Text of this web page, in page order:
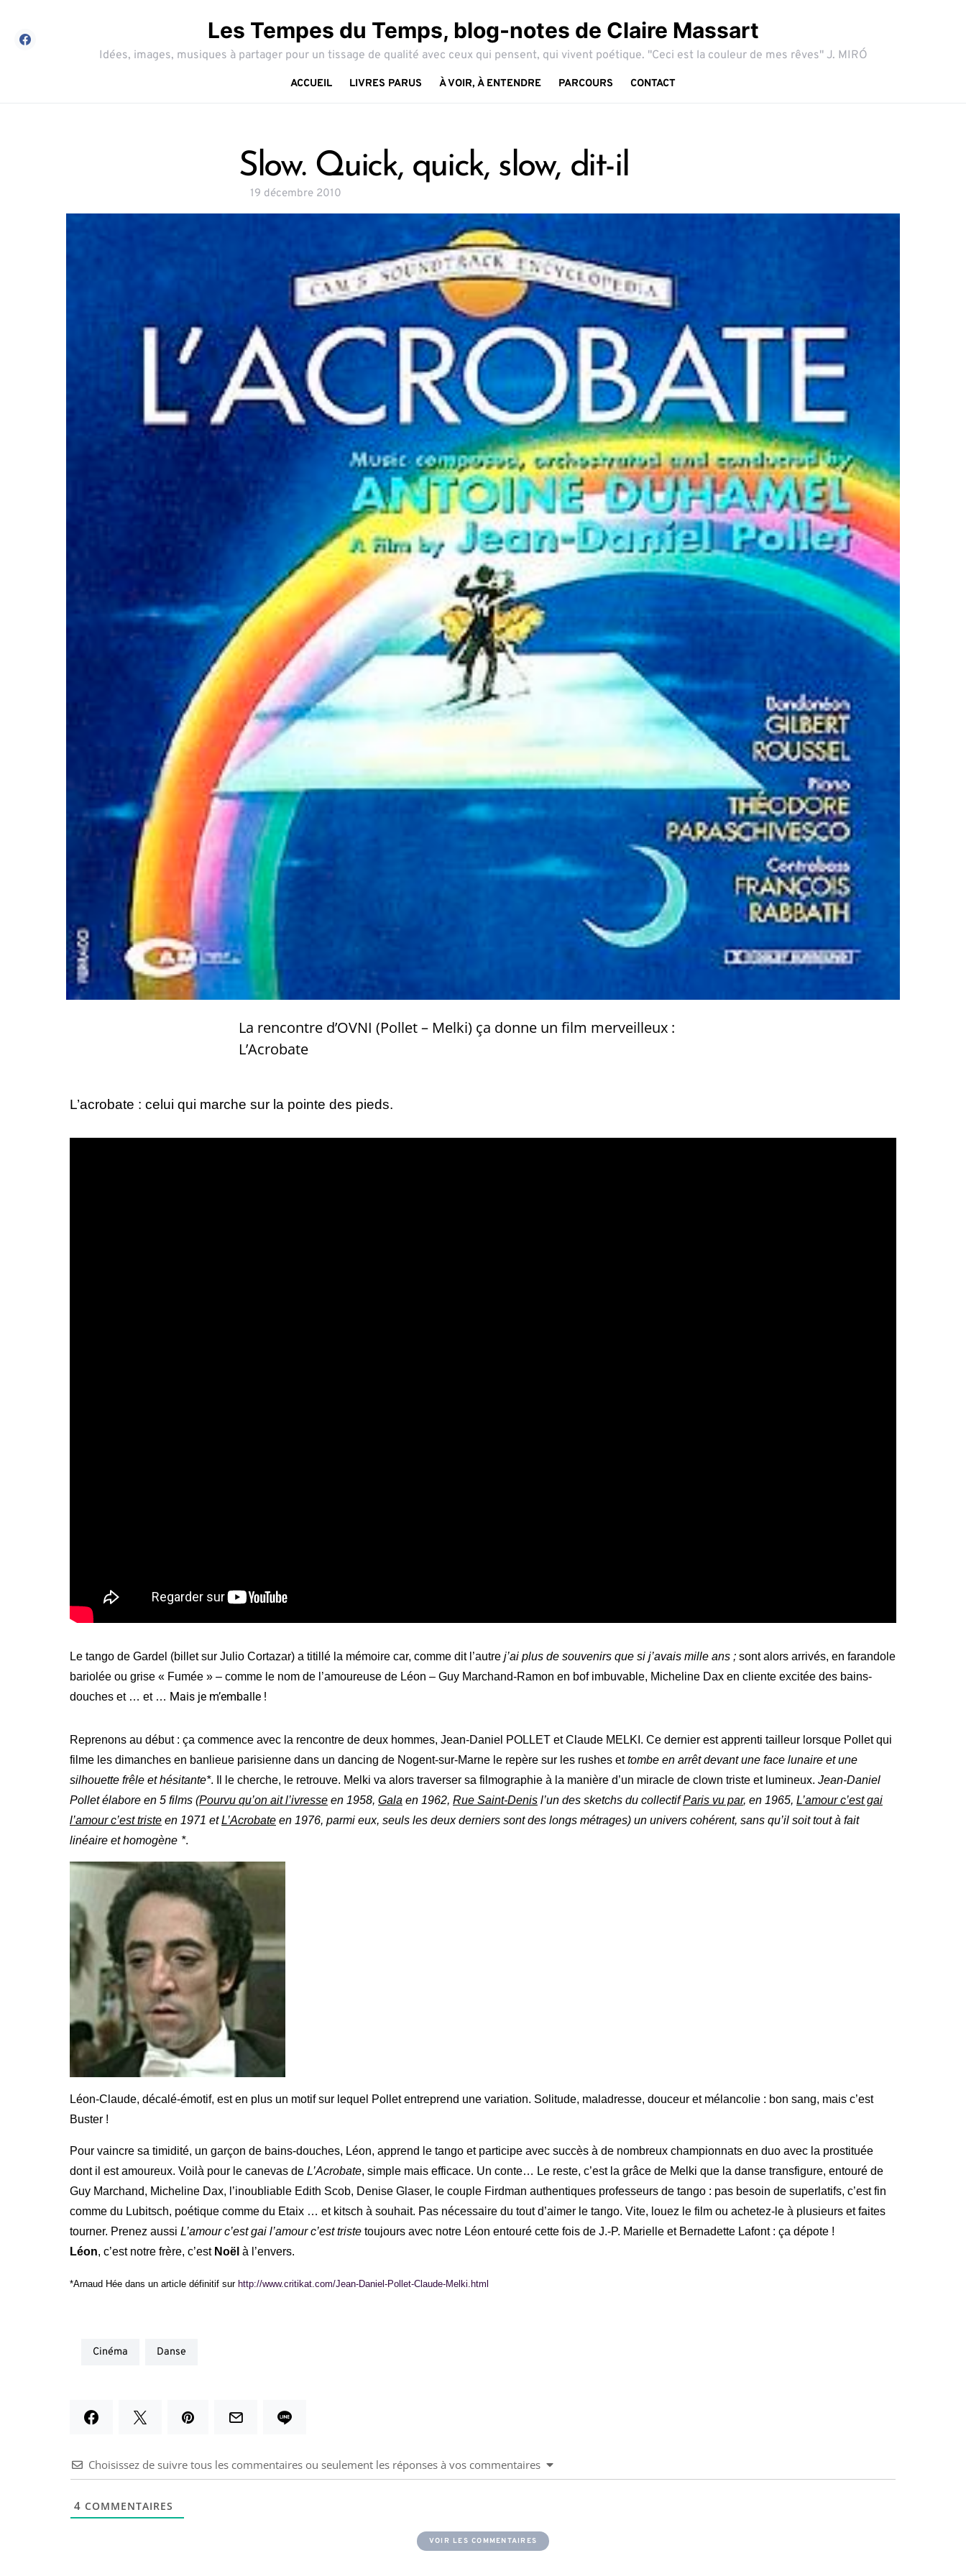
Les Tempes du Temps, blog-notes de Claire Massart
Idées, images, musiques à partager pour un tissage de qualité avec ceux qui pensent, qui vivent poétique. "Ceci est la couleur de mes rêves" J. MIRÓ
ACCUEIL LIVRES PARUS À VOIR, À ENTENDRE PARCOURS CONTACT
Slow. Quick, quick, slow, dit-il
19 décembre 2010
La rencontre d’OVNI (Pollet – Melki) ça donne un film merveilleux :
L’Acrobate
L’acrobate : celui qui marche sur la pointe des pieds.
Le tango de Gardel (billet sur Julio Cortazar) a titillé la mémoire car, comme dit l’autre j’ai plus de souvenirs que si j’avais mille ans ; sont alors arrivés, en farandole
bariolée ou grise « Fumée » – comme le nom de l’amoureuse de Léon – Guy Marchand-Ramon en bof imbuvable, Micheline Dax en cliente excitée des bains-
douches et … et … Mais je m’emballe !
Reprenons au début : ça commence avec la rencontre de deux hommes, Jean-Daniel POLLET et Claude MELKI. Ce dernier est apprenti tailleur lorsque Pollet qui
filme les dimanches en banlieue parisienne dans un dancing de Nogent-sur-Marne le repère sur les rushes ettombe en arrêt devant une face lunaire et une
silhouette frêle et hésitante*. Il le cherche, le retrouve. Melki va alors traverser sa filmographie à la manière d’un miracle de clown triste et lumineux. Jean-Daniel
Pollet élabore en 5 films (Pourvu qu’on ait l’ivresse en 1958, Gala en 1962, Rue Saint-Denis l’un des sketchs du collectifParis vu par, en 1965, L’amour c’est gai
l’amour c’est triste en 1971 etL’Acrobate en 1976, parmi eux, seuls les deux derniers sont des longs métrages) un univers cohérent, sans qu’il soit tout à fait
linéaire et homogène *.
Léon-Claude, décalé-émotif, est en plus un motif sur lequel Pollet entreprend une variation. Solitude, maladresse, douceur et mélancolie : bon sang, mais c’est
Buster !
Pour vaincre sa timidité, un garçon de bains-douches, Léon, apprend le tango et participe avec succès à de nombreux championnats en duo avec la prostituée
dont il est amoureux. Voilà pour le canevas de L’Acrobate, simple mais efficace. Un conte… Le reste, c’est la grâce de Melki que la danse transfigure, entouré de
Guy Marchand, Micheline Dax, l’inoubliable Edith Scob, Denise Glaser, le couple Firdman authentiques professeurs de tango : pas besoin de superlatifs, c’est fin
comme du Lubitsch, poétique comme du Etaix … et kitsch à souhait. Pas nécessaire du tout d’aimer le tango. Vite, louez le film ou achetez-le à plusieurs et faites
tourner. Prenez aussi L’amour c’est gai l’amour c’est triste toujours avec notre Léon entouré cette fois de J.-P. Marielle et Bernadette Lafont : ça dépote !
Léon, c’est notre frère, c’est Noël à l’envers.
*Arnaud Hée dans un article définitif sur http://www.critikat.com/Jean-Daniel-Pollet-Claude-Melki.html
cinéma danse
Choisissez de suivre tous les commentaires ou seulement les réponses à vos commentaires
4 COMMENTAIRES
VOIR LES COMMENTAIRES